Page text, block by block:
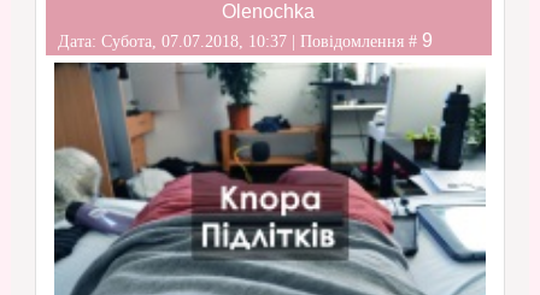
Olenochka
Дата: Субота, 07.07.2018, 10:37 | Повідомлення # 9